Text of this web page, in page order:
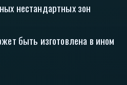
нестандартных зон
быть изготовлена в ином